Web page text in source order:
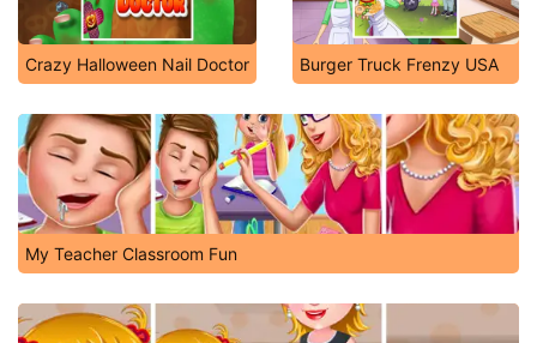
Crazy Halloween Nail Doctor Burger Truck Frenzy USA
My Teacher Classroom Fun